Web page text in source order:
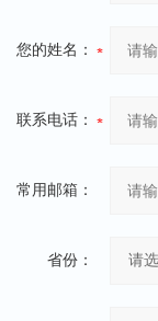
您的姓名：
联系电话：
常用邮箱：
省份：